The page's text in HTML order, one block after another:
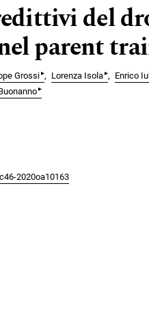
del
parent
Grossi▸ Lorenza Isola▸ Enrico
▸
2020oa10163